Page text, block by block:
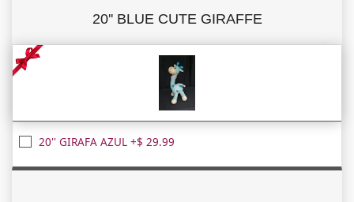
20'' BLUE CUTE GIRAFFE
20'' GIRAFA AZUL +$ 29.99